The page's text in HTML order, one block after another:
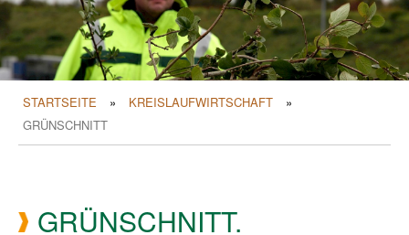
STARTSEITE
KREISLAUFWIRTSCHAFT
GRÜNSCHNITT
GRÜNSCHNITT.